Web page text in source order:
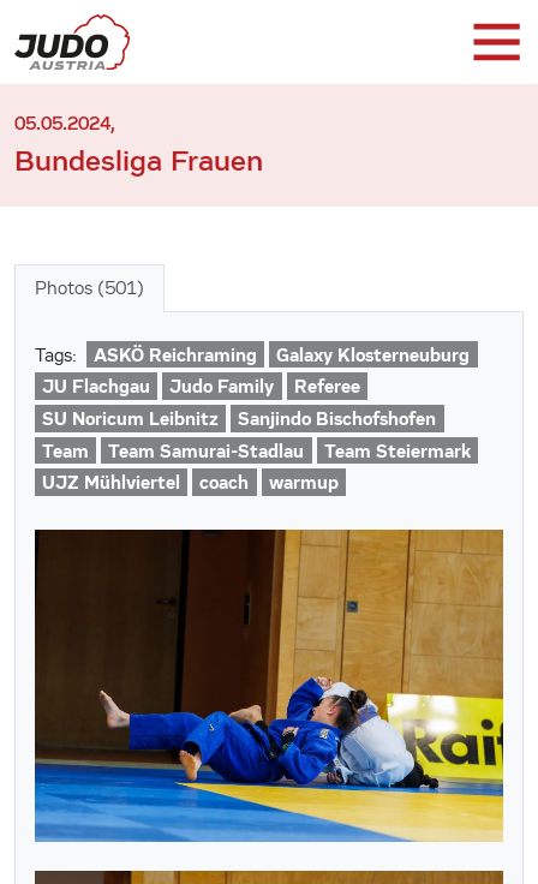
05.05.2024,
Bundesliga Frauen
Photos (501)
Tags: ASKÖ Reichraming
Galaxy Klosterneuburg
JU Flachgau
Judo Family
Referee
SU Noricum Leibnitz
Sanjindo Bischofshofen
Team
Team Samurai-Stadlau
Team Steiermark
UJZ Mühlviertel
coach warmup